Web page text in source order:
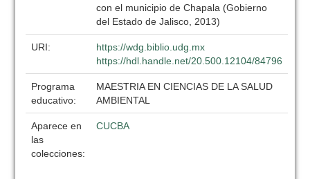
con el municipio de Chapala (Gobierno
del Estado de Jalisco, 2013)
URI:
https://wdg.biblio.udg.mx
https://hdl.handle.net/20.500.12104/84796
Programa
educativo:
MAESTRIA EN CIENCIAS DE LA SALUD
AMBIENTAL
Aparece en
las
colecciones:
CUCBA